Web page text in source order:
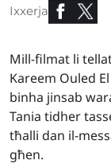
Ixxerja
Mill-filmat li
Kareem Ouled
binha jinsab
Tania tidher
tħalli dan il-
għen.